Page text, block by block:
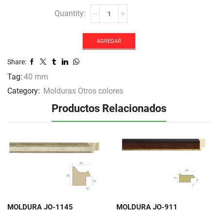
cantidad
AGREGAR
Share:
Tag: 40 mm
Category: Molduras Otros colores
Productos Relacionados
MOLDURA JO-1145 MOLDURA JO-911